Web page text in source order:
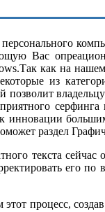
Вас
как на нашем
из
инновации
раздел
текста сейчас
его
процесс,